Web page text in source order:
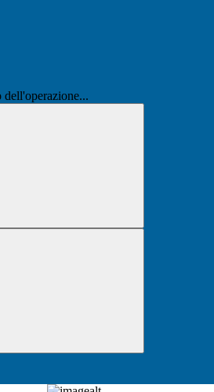
dell'operazione...